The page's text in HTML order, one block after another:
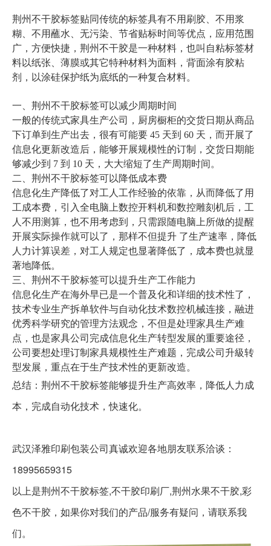
荆州不干胶标签贴同传统的标签具有不用刷胶、不用浆
糊、不用蘸水、无污染、节省贴标时间等优点，应用范围
广，方便快捷， 荆州不干胶是一种材料，也叫自粘标签材
料以纸张、薄膜或其它特种材料为面料，背面涂有胶粘
剂，以涂硅保护纸为底纸的一种复合材料。
一、 荆州不干胶标签可以减少周期时间
一般的传统式家具生产公司，厨房橱柜的交货日期从商品
下订单到生产出去，很有可能要 45 天到 60 天，而开展了
信息化更新改造后，能够开展规模性的订制，交货日期能
够减少到 7 到 10 天，大大缩短了生产周期时间。
二、 荆州不干胶标签可以降低成本费
信息化生产降低了对工人工作经验的依靠，从而降低了用
工成本费，引入全电脑上数控开料机和数控雕刻机后，工
人不用测算，也不用考虑到，只需跟随电脑上所做的提醒
开展实际操作就可以了，那样不但提升 了生产速率，降低
人力计算误差，对工人规定也显著降低了，成本费也就显
著地降低。
三、 荆州不干胶标签可以提升生产工作能力
信息化生产在海外早已是一个普及化和详细的技术性了，
技术专业生产拆单软件与自动化技术数控机械连接，融进
优秀科学研究的管理方法观念，不但是处理家具生产难
点，也是家具公司完成信息化生产转型发展的重要途径，
公司要想处理订制家具规模性生产难题，完成公司升級转
型发展，重点在于生产技术性的更新改造。
总结：荆州不干胶标签能够提升生产高效率，降低人力成
本，完成自动化技术，快速化。
武汉泽雅印刷包装公司真诚欢迎各地朋友联系洽谈：
18995659315
以上是荆州不干胶标签,不干胶印刷厂,荆州水果不干胶,彩
色不干胶 ，如果你对我们的产品/服务有疑问，请联系我
们。